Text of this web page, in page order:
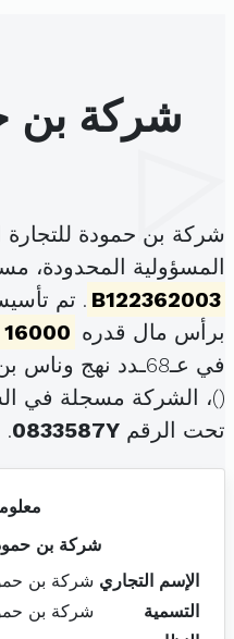
شركة بن
شركة بن حمودة
المسؤولية المحدودة،
B122362003
برأس مال قدره 16000 د.ت
في عـ68ـدد نهج
()، الشركة مسجلة في
تحت الرقم 0833587Y
.
شركة بن
الإسم التجاري شركة بن
التسمية
شركة بن